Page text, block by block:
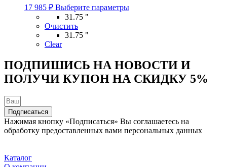
товара.
17 985 ₽ Выберите параметрыЭтот
можно
выбрать
на
31.75 "
Очистить
31.75 "
Clear
ПОДПИШИСЬ НА НОВОСТИ И
ПОЛУЧИ КУПОН НА СКИДКУ 5%
Подписаться
Нажимая кнопку «Подписаться» Вы соглашаетесь на
обработку предоставленных вами персональных данных
Каталог